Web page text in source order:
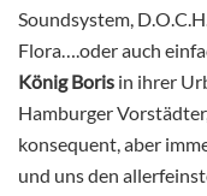
Soundsystem,
Flora….oder auch
König Boris in ihrer
Hamburger
konsequent, aber
und uns den